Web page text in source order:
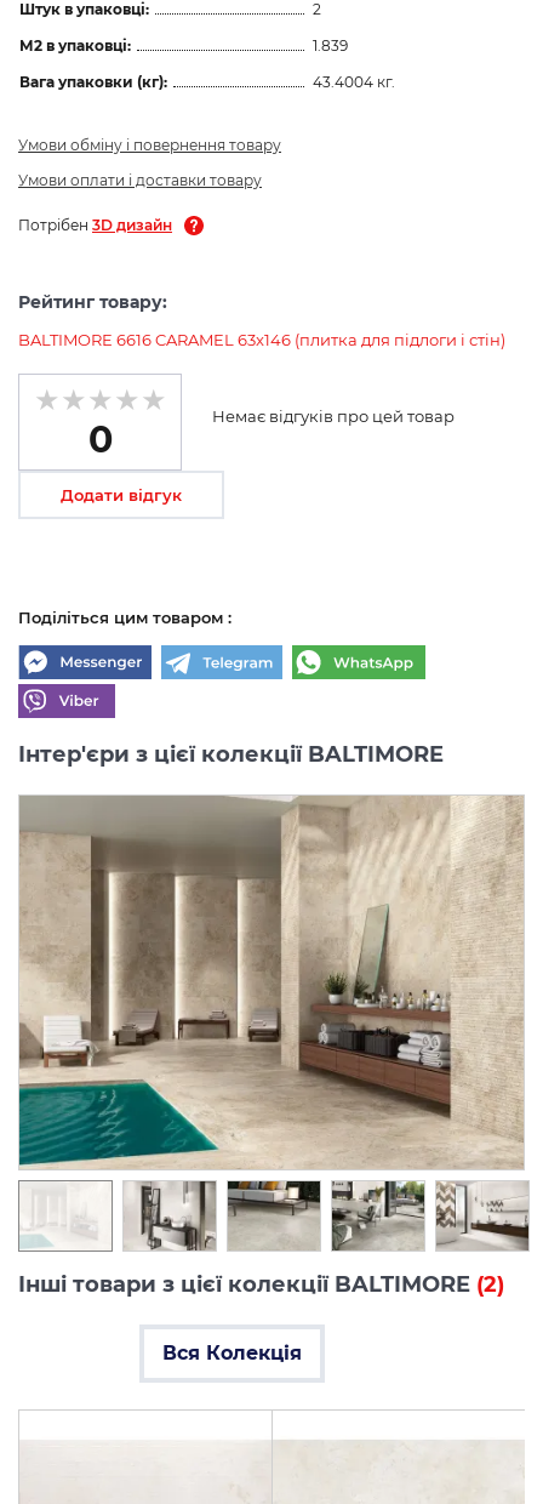
Штук в упаковці:
2
М2 в упаковці:
1.839
Вага упаковки (кг):
43.4004 кг.
Умови обміну і повернення товару
Умови оплати і доставки товару
Потрібен 3D дизайн
Рейтинг товару:
BALTIMORE 6616 CARAMEL 63x146 (плитка для підлоги і стін)
0
Немає відгуків про цей товар
Додати відгук
Поділіться цим товаром :
Інтер'єри з цієї колекції BALTIMORE
Інші товари з цієї колекції BALTIMORE (2)
Вся Колекція